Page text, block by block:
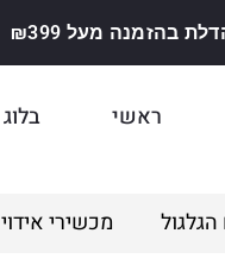
בהזמנה מעל ₪399
ראשי בלוג
מכשירי אידוי